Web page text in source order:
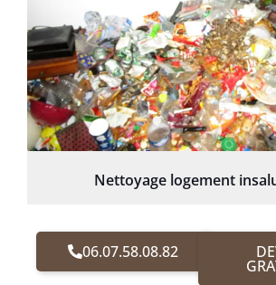
Nettoyage logement
06.07.58.08.82